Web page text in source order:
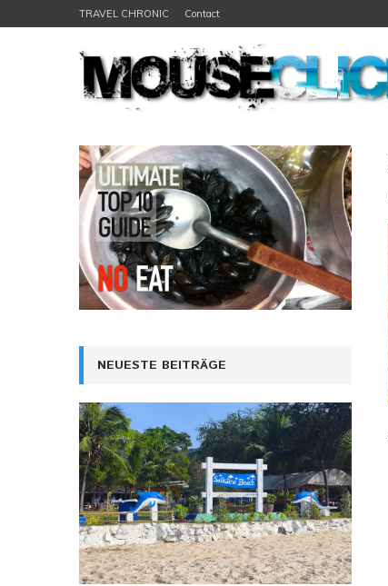
TRAVEL CHRONIC Contact
NEUESTE BEITRÄGE